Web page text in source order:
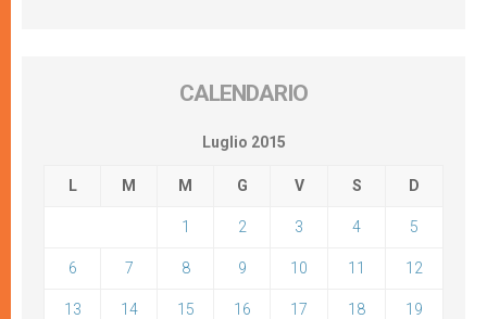
CALENDARIO
Luglio 2015
L M M G V S D
1 2 3 4 5
6 7 8 9 10 11 12
13 14 15 16 17 18 19